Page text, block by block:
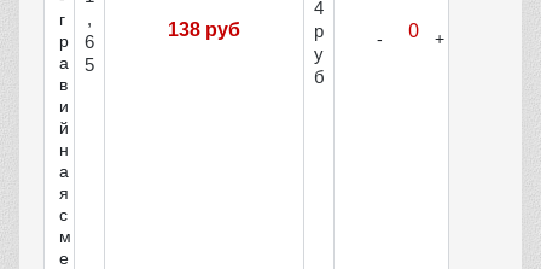
г
р
а
в
и
й
н
а
я
с
м
е
,
6
5
138 руб
4
р
у
б